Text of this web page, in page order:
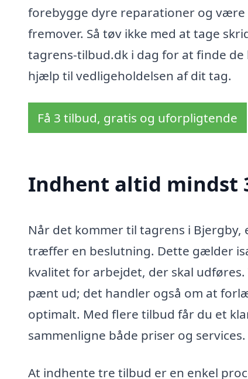
forebygge dyre reparationer og være
fremover. Så tøv ikke med at tage
tagrens-tilbud.dk i dag for at finde
hjælp til vedligeholdelsen af dit tag.
Få 3 tilbud, gratis og uforpligtende
Indhent altid mindst
Når det kommer til tagrens i
træffer en beslutning. Dette gælder
kvalitet for arbejdet, der skal
pænt ud; det handler også om at
optimalt. Med flere tilbud får du et
sammenligne både priser og services.
At indhente tre tilbud er en enkel